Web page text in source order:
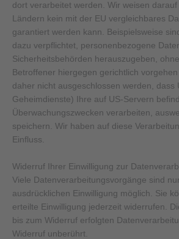
dort verarbeitet werden. Wir weisen
Ländern kein mit der EU vergleichbares
garantiert werden kann. Beispielsweise
dazu verpflichtet, personenbezogene
Sicherheitsbehörden herauszugeben,
Betroffener hiergegen gerichtlich
daher nicht ausgeschlossen werden, dass
Geheimdienste) Ihre auf US-Servern
Überwachungszwecken verarbeiten,
speichern. Wir haben auf diese
Einfluss.
Widerruf Ihrer Einwilligung zur
Viele Datenverarbeitungsvorgänge sind
ausdrücklichen Einwilligung möglich. Sie
erteilte Einwilligung jederzeit widerrufen.
bis zum Widerruf erfolgten
Widerruf unberührt.